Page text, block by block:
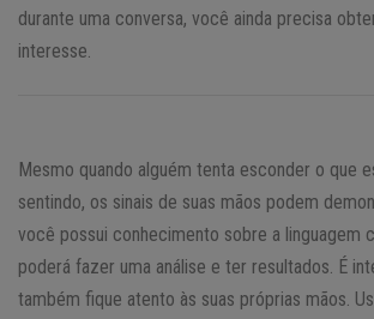
durante uma conversa, você ainda precisa
interesse.
Mesmo quando alguém tenta esconder o que
sentindo, os sinais de suas mãos podem
você possui conhecimento sobre a linguagem
poderá fazer uma análise e ter resultados. É
também fique atento às suas próprias mãos.